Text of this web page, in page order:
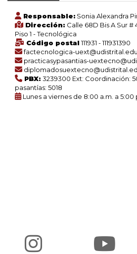
Responsable: Sonia Alexandra
Dirección: Calle 68D Bis A Sur #
Piso 1 - Tecnológica
Código postal111931 - 111931390
factecnologica-
practicasypasantias-
PBX: 3239300 Ext: Coordinación:
pasantías: 5018
Lunes a viernes de 8:00 a.m. a 5:00